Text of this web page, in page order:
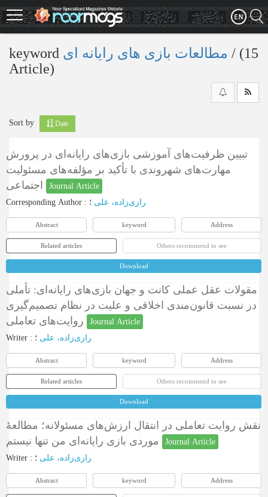
Skip
to
main
keyword
‎/ (15
Article)
Sort by Date
تبیین ظرفیت‌های آموزشی بازی‌های رایانه‌ای در پرورش
مهارت‌های شهروندی با تأکید بر مؤلفه‌های مسئولیت
Journal Article
Corresponding Author : رازی‌زاده، علی ؛
Abstract keyword Address
Related articles Others recommend to see
Download
مقولات عقل عملی کانت و جهان بازی‌های رایانه‌ای: تأملی
در نسبت قانون‌مندی اخلاقی و علیت در نظام تصمیم‌گیری
Journal Article
Writer : رازی‌زاده، علی ؛
Abstract keyword Address
Related articles Others recommend to see
Download
نقش روایت تعاملی در انتقال ارزش‌های مسئولانه؛ مطالعۀ
Journal Article
Writer : رازی‌زاده، علی ؛
Abstract keyword Address